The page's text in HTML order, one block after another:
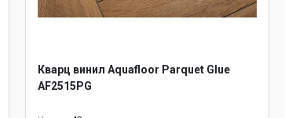
Кварц винил Aquafloor Parquet Glue
AF2515PG